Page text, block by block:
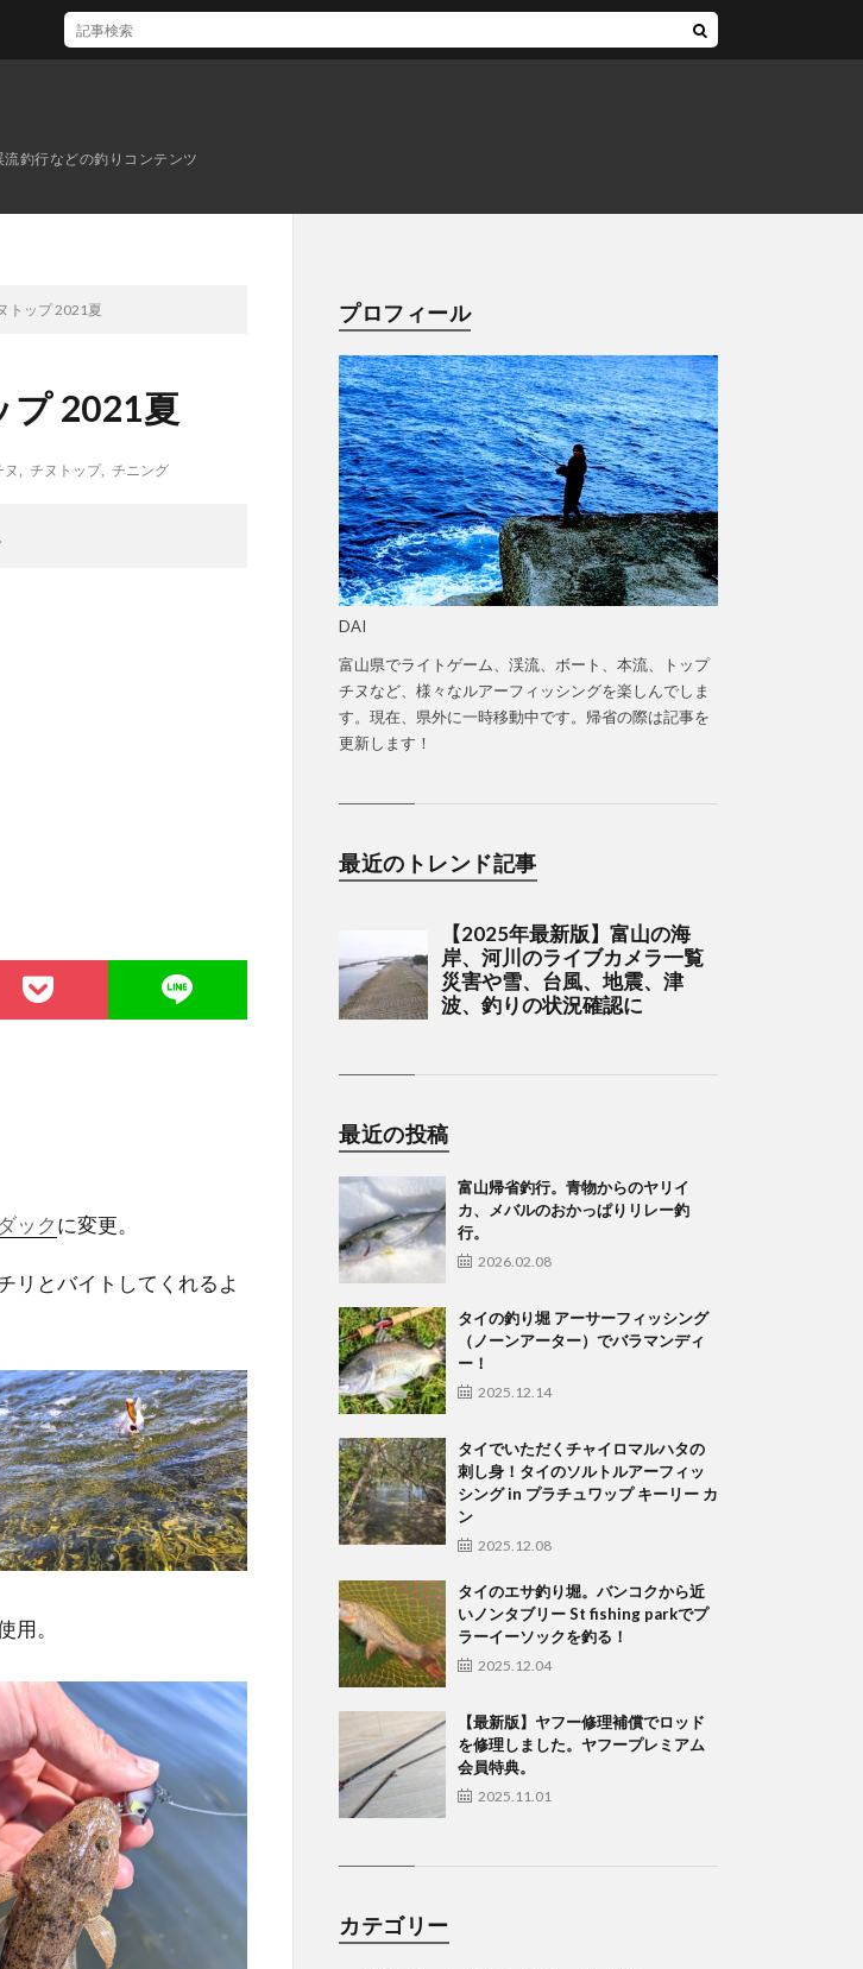
釣行などの釣りコンテンツ
トップ 2021夏
プ 2021夏
ヌ チヌトップ, チニング
ックに変更。
リとバイトしてくれるよ
用。
プロフィール
DAI
富山県でライトゲーム、渓流、ボート、本流、トップ
チヌなど、様々なルアーフィッシングを楽しんでしま
す。現在、県外に一時移動中です。帰省の際は記事を
更新します！
最近のトレンド記事
最近の投稿
富山帰省釣行。青物からのヤリイ
カ、メバルのおかっぱりリレー釣
行。
2026.02.08
タイの釣り堀 アーサーフィッシング
（ノーンアーター）でバラマンディ
ー！
2025.12.14
タイでいただくチャイロマルハタの
刺し身！タイのソルトルアーフィッ
シング in プラチュワップ キーリー カ
ン
2025.12.08
タイのエサ釣り堀。バンコクから近
いノンタブリー St fishing parkでプ
ラーイーソックを釣る！
2025.12.04
【最新版】ヤフー修理補償でロッド
を修理しました。ヤフープレミアム
会員特典。
2025.11.01
カテゴリー